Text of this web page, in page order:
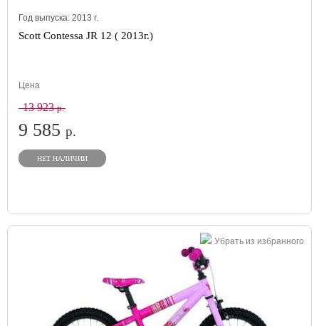
Год выпуска: 2013 г.
Scott Contessa JR 12 ( 2013г.)
Цена
13 923р.
9 585 р.
НЕТ НАЛИЧИИ
Убрать из избранного